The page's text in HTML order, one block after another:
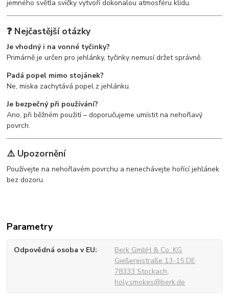
jemného světla svíčky vytvoří dokonalou atmosféru klidu.
❓ Nejčastější otázky
Je vhodný i na vonné tyčinky?
Primárně je určen pro jehlánky, tyčinky nemusí držet správně.
Padá popel mimo stojánek?
Ne, miska zachytává popel z jehlánku.
Je bezpečný při používání?
Ano, při běžném použití – doporučujeme umístit na nehořlavý
povrch.
⚠️ Upozornění
Používejte na nehořlavém povrchu a nenechávejte hořící jehlánek
bez dozoru.
Parametry
Odpovědná osoba v EU
Berk GmbH & Co. KG
Gießereistraße 13-15 DE
78333 Stockach,
holy.smokes@berk.de